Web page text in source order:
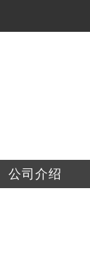
公司介绍